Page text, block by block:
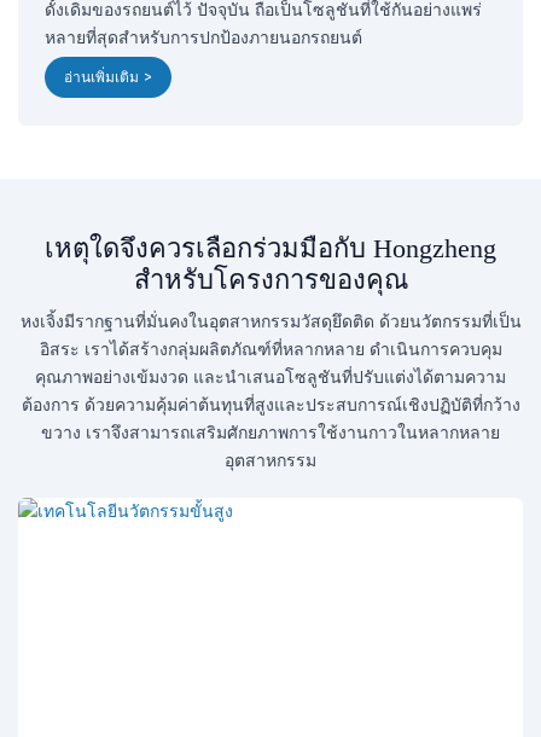
ดั้งเดิมของรถยนต์ไว้ ปัจจุบัน ถือเป็นโซลูชันที่ใช้กันอย่างแพร่
หลายที่สุดสำหรับการปกป้องภายนอกรถยนต์
อ่านเพิ่มเติม >
เหตุใดจึงควรเลือกร่วมมือกับ Hongzheng
สำหรับโครงการของคุณ
หงเจิ้งมีรากฐานที่มั่นคงในอุตสาหกรรมวัสดุยึดติด ด้วยนวัตกรรมที่เป็น
อิสระ เราได้สร้างกลุ่มผลิตภัณฑ์ที่หลากหลาย ดำเนินการควบคุม
คุณภาพอย่างเข้มงวด และนำเสนอโซลูชันที่ปรับแต่งได้ตามความ
ต้องการ ด้วยความคุ้มค่าต้นทุนที่สูงและประสบการณ์เชิงปฏิบัติที่กว้าง
ขวาง เราจึงสามารถเสริมศักยภาพการใช้งานกาวในหลากหลาย
อุตสาหกรรม